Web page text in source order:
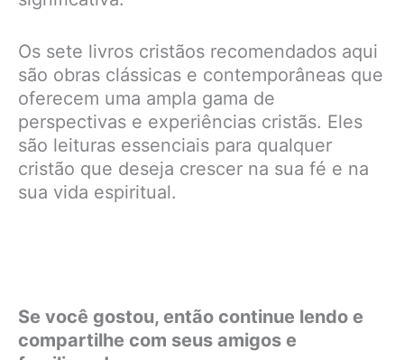
Os sete livros cristãos recomendados aqui
são obras clássicas e contemporâneas que
oferecem uma ampla gama de
perspectivas e experiências cristãs. Eles
são leituras essenciais para qualquer
cristão que deseja crescer na sua fé e na
sua vida espiritual.
Se você gostou, então continue lendo e
compartilhe com seus amigos e